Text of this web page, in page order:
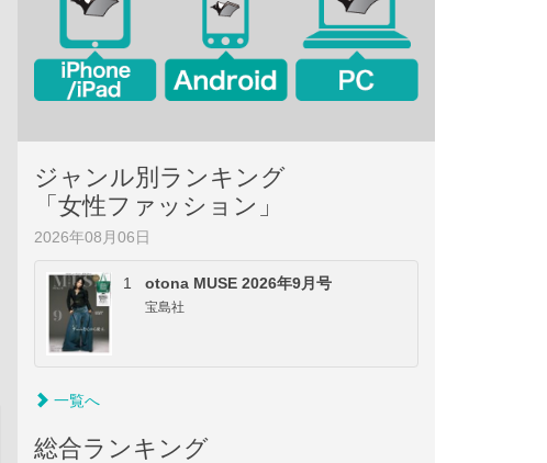
ジャンル別ランキング
「女性ファッション」
2026年08月06日
1 otona MUSE 2026年9月号
宝島社
一覧へ
総合ランキング